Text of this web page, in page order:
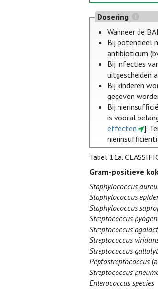
Dosering
Wanneer de
Bij potentieel
antibioticum
Bij infecties
uitgescheiden
Bij kinderen
gegeven
Bij
is vooral
effecten
].
Tabel 11a.
Gram-positieve
Staphylococcus
Staphylococcus
Staphylococcus
Streptococcus
Streptococcus
Streptococcus
Streptococcus
Peptostreptococcus
Streptococcus
Enterococcus species